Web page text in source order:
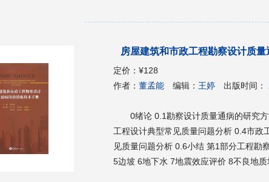
人 230 6.6 温暖的“凡人金句” 235 6.7
房屋建筑和市政工程勘察设计质
定价：¥128
作者：董孟能 编辑： 王婷 出版时间：
0绪论 0.1勘察设计质量通病的研究
工程设计典型常见质量问题分析 0.4市政
见质量问题分析 0.6小结 第1部分工程勘察 1勘察纲要 2现场勘探与取样测试 3建筑工程 4市政工程
5边坡 6地下水 7地震效应评价 8不良地质场地
建筑工程 12建筑 12.1总平面通用设计